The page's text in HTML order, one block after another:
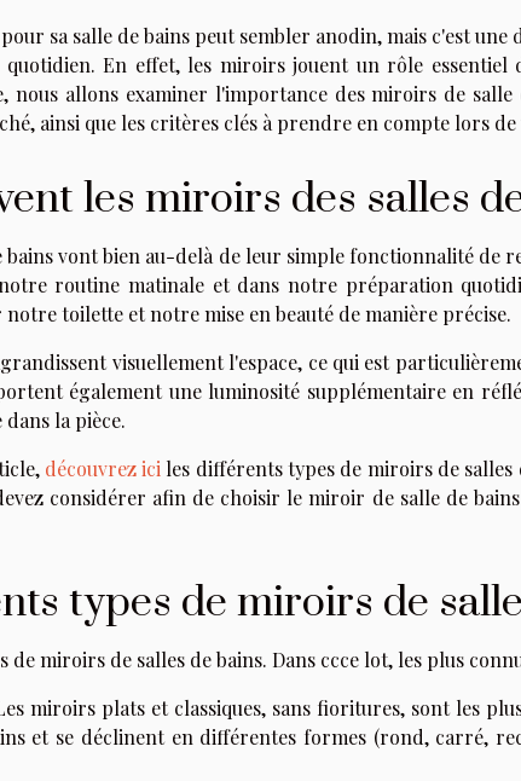
sa salle de bains peut sembler anodin, mais c'est une
En effet, les miroirs jouent un rôle essentiel
nous allons examiner l'importance des miroirs de
ainsi que les critères clés à prendre en compte lors
les miroirs des salles
bains vont bien au-delà de leur simple fonctionnalité de
routine matinale et dans notre préparation
toilette et notre mise en beauté de manière précise.
visuellement l'espace, ce qui est
également une luminosité supplémentaire en
la pièce.
découvrez ici les différents types de miroirs de salles
considérer afin de choisir le miroir de salle de
types de miroirs de
de miroirs de salles de bains. Dans ccce lot, les plus
miroirs plats et classiques, sans fioritures, sont les
et se déclinent en différentes formes (rond, carré,